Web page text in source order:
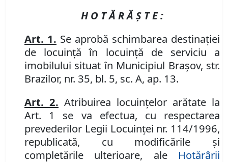
H O T Ă R Ă Ş T E :
Art. 1. Se aprobă schimbarea destinaţiei
de locuinţă în locuinţă de serviciu a
imobilului situat în Municipiul Braşov, str.
Brazilor, nr. 35, bl. 5, sc. A, ap. 13.
Art. 2. Atribuirea locuinţelor arătate la
Art. 1 se va efectua, cu respectarea
prevederilor Legii Locuinţei nr. 114/1996,
republicată, cu modificările şi
completările ulterioare, ale Hotărârii